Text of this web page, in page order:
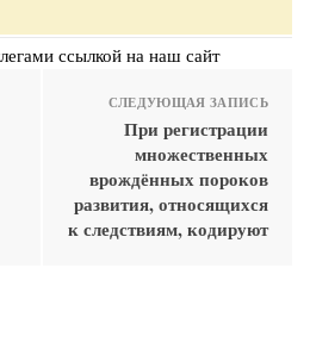
ссылкой на наш сайт
СЛЕДУЮЩАЯ ЗАПИСЬ
При регистрации
множественных
врождённых пороков
развития, относящихся
к следствиям, кодируют